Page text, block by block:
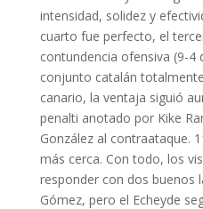
intensidad, solidez y
cuarto fue perfecto, el
contundencia ofensiva (9-4
conjunto catalán
canario, la ventaja siguió
penalti anotado por Kike
González al contraataque.
más cerca. Con todo, los
responder con dos buenos
Gómez, pero el Echeyde